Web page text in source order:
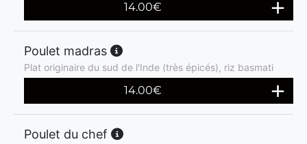
14.00€
Poulet madras
Plat originaire du sud de l'Inde (très épicés), riz basmati
14.00€
Poulet du chef